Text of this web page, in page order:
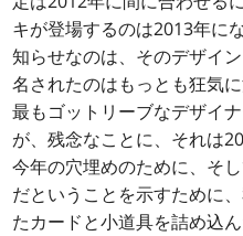
キが登場するのは2013年に
知らせなのは、そのデザイ
名されたのはもっとも狂気
最もゴットリーブなデザイ
が、残念なことに、それは
今年の穴埋めのために、そ
だということを示すために
たカードと小道具を詰め込